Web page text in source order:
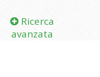
Ricerca
avanzata